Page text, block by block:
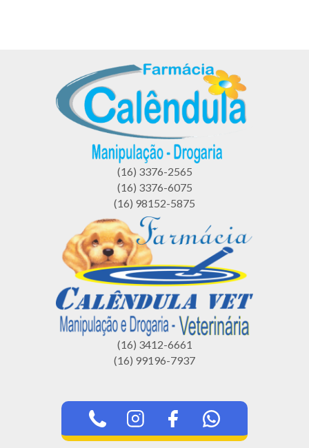
(16) 3376-2565
(16) 3376-6075
(16) 98152-5875
(16) 3412-6661
(16) 99196-7937